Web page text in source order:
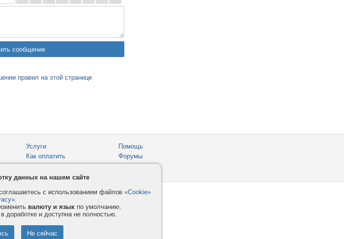
правил на этой странице
Услуги
Как оплатить
Помощь
Форумы
данных на нашем сайте
с использованием файлов «Cookie»
.
валюту и язык по умолчанию.
доработке и доступна не полностью.